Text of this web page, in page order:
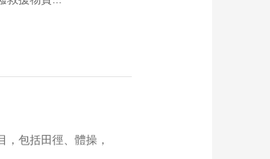
包括田徑、體操，